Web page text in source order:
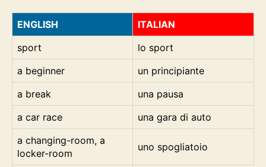
ENGLISH
ITALIAN
sport
lo sport
a beginner
un principiante
a break
una pausa
a car race
una gara di auto
a changing-room, a
locker-room
uno spogliatoio